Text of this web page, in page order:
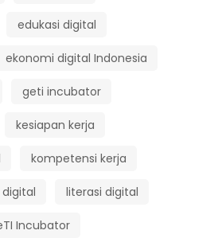
edukasi digital
ekonomi digital Indonesia
geti incubator
kesiapan kerja
kompetensi kerja
literasi digital
Incubator